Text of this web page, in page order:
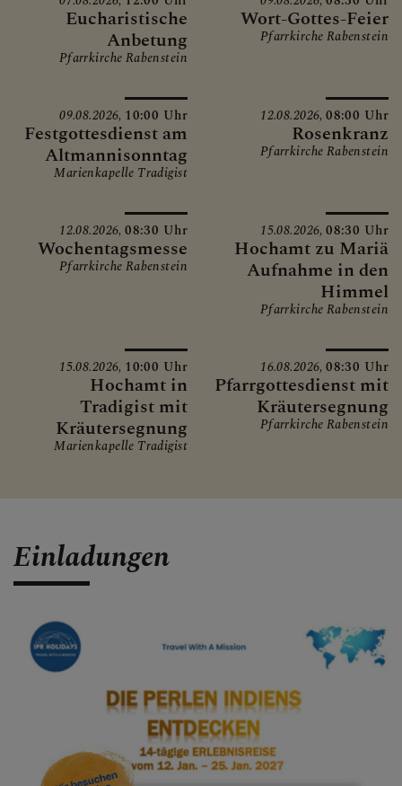
Eucharistische
Anbetung
Pfarrkirche Rabenstein
Wort-Gottes-Feier
Pfarrkirche Rabenstein
09.08.2026, 10:00 Uhr
Festgottesdienst am
Altmannisonntag
Marienkapelle Tradigist
12.08.2026,08:00 Uhr
Rosenkranz
Pfarrkirche Rabenstein
12.08.2026,08:30 Uhr
Wochentagsmesse
Pfarrkirche Rabenstein
15.08.2026,08:30 Uhr
Hochamt zu Mariä
Aufnahme in den
Himmel
Pfarrkirche Rabenstein
15.08.2026, 10:00 Uhr
Hochamt in
Tradigist mit
Kräutersegnung
Marienkapelle Tradigist
16.08.2026,08:30 Uhr
Pfarrgottesdienst mit
Kräutersegnung
Pfarrkirche Rabenstein
Einladungen